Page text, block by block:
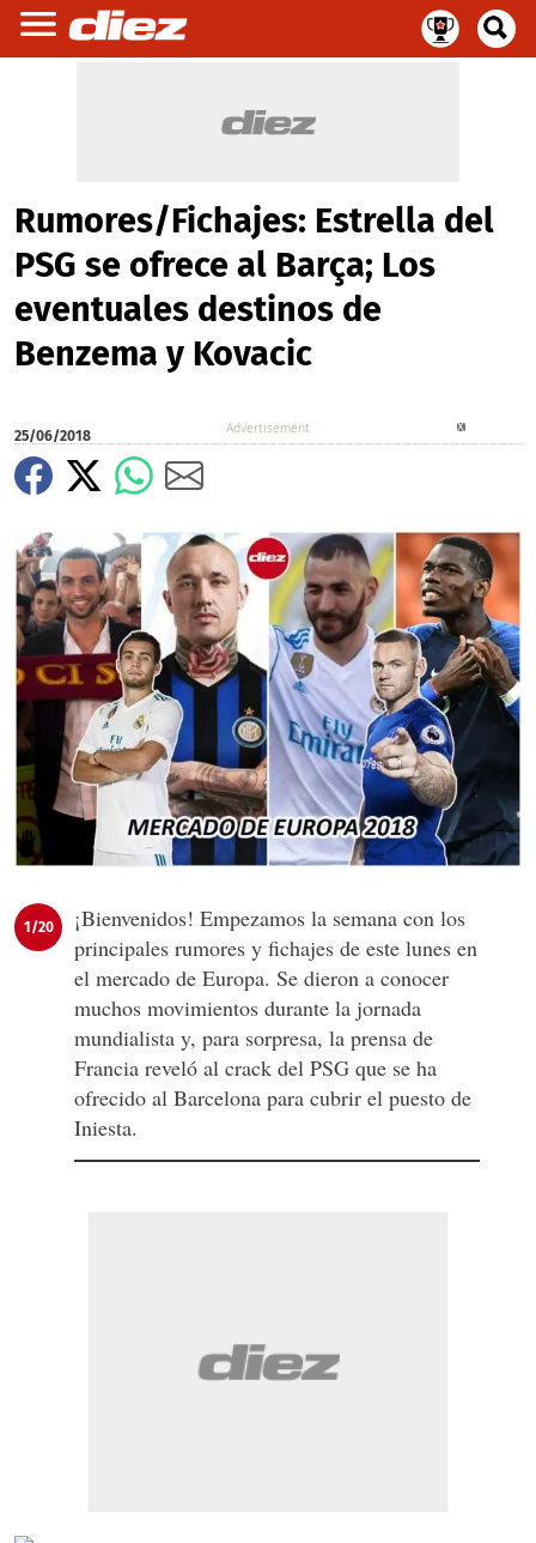
Rumores/Fichajes: Estrella del
PSG se ofrece al Barça; Los
eventuales destinos de
Benzema y Kovacic
25/06/2018
1/20
¡Bienvenidos! Empezamos la semana con los
principales rumores y fichajes de este lunes en
el mercado de Europa. Se dieron a conocer
muchos movimientos durante la jornada
mundialista y, para sorpresa, la prensa de
Francia reveló al crack del PSG que se ha
ofrecido al Barcelona para cubrir el puesto de
Iniesta.
X